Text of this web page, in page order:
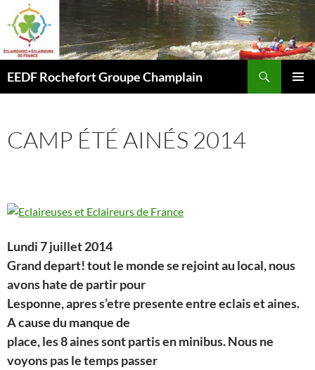
Aller
au
contenu
EEDF Rochefort Groupe Champlain
CAMP ÉTÉ AINÉS 2014
Lundi 7 juillet 2014
Grand depart! tout le monde se rejoint au local, nous
avons hate de partir pour
Lesponne, apres s’etre presente entre eclais et aines.
A cause du manque de
place, les 8 aines sont partis en minibus. Nous ne
voyons pas le temps passer